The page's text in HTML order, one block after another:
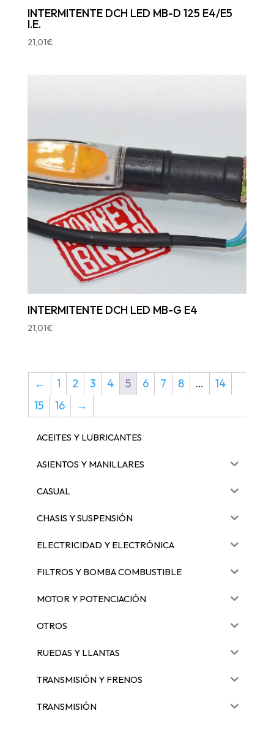
INTERMITENTE DCH LED MB-D 125 E4/E5
I.E.
21,01€
INTERMITENTE DCH LED MB-G E4
21,01€
← 1 2 3 4 5 6 7 8 …
14
15
16 →
ACEITES Y LUBRICANTES
ASIENTOS Y MANILLARES
CASUAL
CHASIS Y SUSPENSIÓN
ELECTRICIDAD Y ELECTRÓNICA
FILTROS Y BOMBA COMBUSTIBLE
MOTOR Y POTENCIACIÓN
OTROS
RUEDAS Y LLANTAS
TRANSMISIÓN Y FRENOS
TRANSMISIÓN